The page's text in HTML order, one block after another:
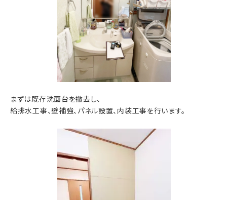
まずは既存洗面台を撤去し、
給排水工事、壁補強、パネル設置、内装工事を行います。